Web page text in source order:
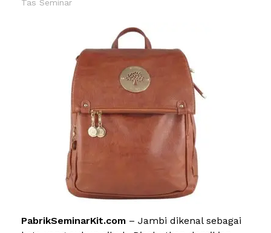
Tas Seminar
PabrikSeminarKit.com – Jambi dikenal sebagai